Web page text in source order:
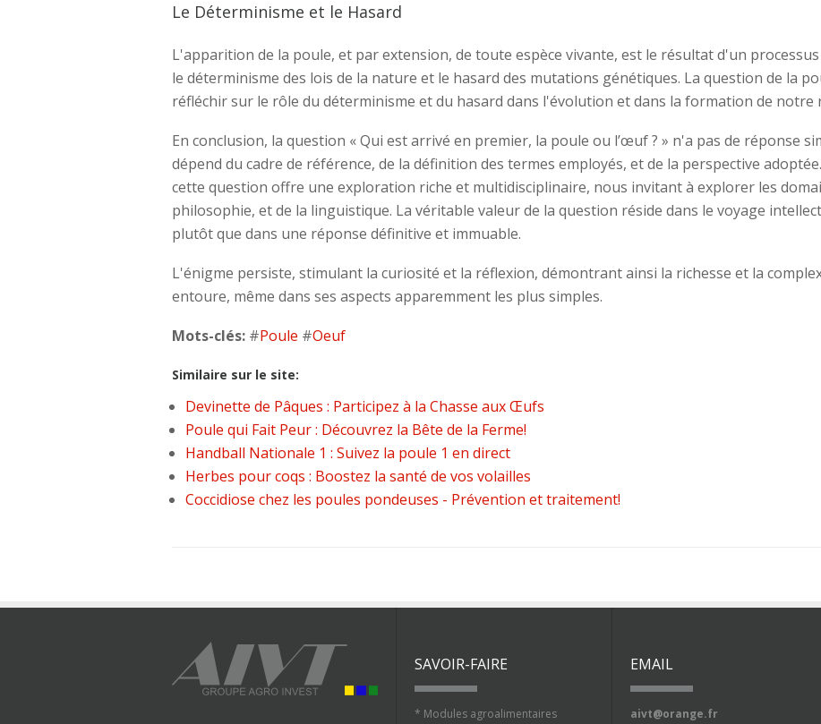
Le Déterminisme et le Hasard
L'apparition de la poule, et par extension, de toute espèce vivante, est le résultat d'un
le déterminisme des lois de la nature et le hasard des mutations génétiques. La question de la
réfléchir sur le rôle du déterminisme et du hasard dans l'évolution et dans la formation de notre
En conclusion, la question « Qui est arrivé en premier, la poule ou l’œuf ? » n'a pas de réponse
dépend du cadre de référence, de la définition des termes employés, et de la perspective
cette question offre une exploration riche et multidisciplinaire, nous invitant à explorer les
philosophie, et de la linguistique. La véritable valeur de la question réside dans le voyage
plutôt que dans une réponse définitive et immuable.
L'énigme persiste, stimulant la curiosité et la réflexion, démontrant ainsi la richesse et la
entoure, même dans ses aspects apparemment les plus simples.
Mots-clés: #Poule #Oeuf
Similaire sur le site:
Devinette de Pâques : Participez à la Chasse aux Œufs
Poule qui Fait Peur : Découvrez la Bête de la Ferme!
Handball Nationale 1 : Suivez la poule 1 en direct
Herbes pour coqs : Boostez la santé de vos volailles
Coccidiose chez les poules pondeuses - Prévention et traitement!
SAVOIR-FAIRE
* Modules agroalimentaires
EMAIL
aivt@orange.fr